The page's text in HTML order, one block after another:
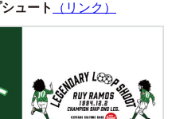
ュート （リンク）